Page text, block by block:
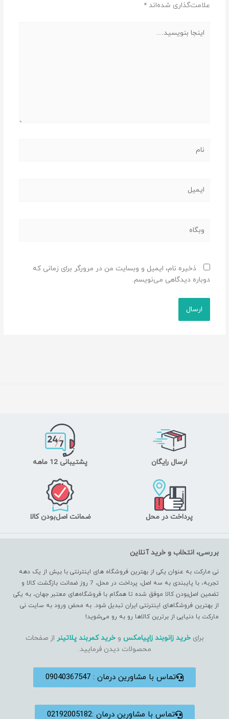
علامت‌گذاری شده‌اند *
بنویسید…
ذخیره نام، ایمیل و وبسایت من در مرورگر برای زمانی که
دوباره دیدگاهی می‌نویسم.
ارسال رایگان پشتیبانی 12 ماهه
پرداخت در محل ضمانت اصل‌بودن کالا
بررسی، انتخاب و خرید آنلاین
نی مارکت به عنوان یکی از بهترین فروشگاه های اینترنتی با بیش از یک دهه
تجربه، با پایبندی به سه اصل، پرداخت در محل، 7 روز ضمانت بازگشت کالا و
تضمین اصل‌بودن کالا موفق شده تا همگام با فروشگاه‌های معتبر جهان، به یکی
از بهترین فروشگاهای اینترنتی ایران تبدیل شود. به محض ورود به سایت نی
مارکت با دنیایی از برترین کالاها رو به رو می‌شوید!
برایخرید زانوبند زاپیامکس وخرید کمربند پلاتینر از صفحات
محصولات دیدن فرمایید.
تماس با مشاورین درمان : 09040367547
تماس با مشاورین درمان :02192005182